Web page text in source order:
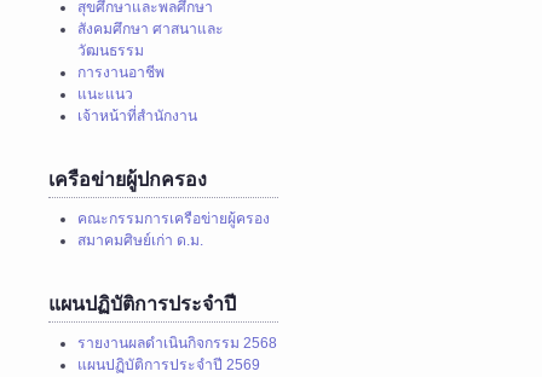
สุขศึกษาและพลศึกษา
สังคมศึกษา ศาสนาและ
วัฒนธรรม
การงานอาชีพ
แนะแนว
เจ้าหน้าที่สำนักงาน
เครือข่ายผู้ปกครอง
คณะกรรมการเครือข่ายผู้ครอง
สมาคมศิษย์เก่า ด.ม.
แผนปฏิบัติการประจำปี
รายงานผลดำเนินกิจกรรม 2568
แผนปฏิบัติการประจำปี 2569